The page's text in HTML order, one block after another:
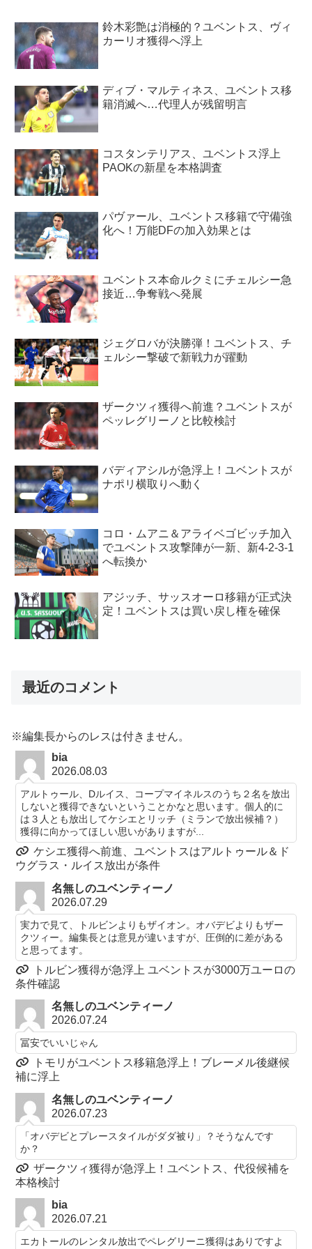
鈴木彩艶は消極的？ユベントス、ヴィ
カーリオ獲得へ浮上
ディブ・マルティネス、ユベントス移
籍消滅へ…代理人が残留明言
コスタンテリアス、ユベントス浮上
PAOKの新星を本格調査
パヴァール、ユベントス移籍で守備強
化へ！万能DFの加入効果とは
ユベントス本命ルクミにチェルシー急
接近…争奪戦へ発展
ジェグロバが決勝弾！ユベントス、チ
ェルシー撃破で新戦力が躍動
ザークツィ獲得へ前進？ユベントスが
ペッレグリーノと比較検討
バディアシルが急浮上！ユベントスが
ナポリ横取りへ動く
コロ・ムアニ＆アライベゴビッチ加入
でユベントス攻撃陣が一新、新4-2-3-1
へ転換か
アジッチ、サッスオーロ移籍が正式決
定！ユベントスは買い戻し権を確保
最近のコメント
※編集長からのレスは付きません。
bia
2026.08.03
アルトゥール、Dルイス、コープマイネルスのうち２名を放出
しないと獲得できないということかなと思います。個人的に
は３人とも放出してケシエとリッチ（ミランで放出候補？）
獲得に向かってほしい思いがありますが...
ケシエ獲得へ前進、ユベントスはアルトゥール＆ド
ウグラス・ルイス放出が条件
名無しのユベンティーノ
2026.07.29
実力で見て、トルビンよりもザイオン。オバデビよりもザー
クツィー。編集長とは意見が違いますが、圧倒的に差がある
と思ってます。
トルビン獲得が急浮上 ユベントスが3000万ユーロの
条件確認
名無しのユベンティーノ
2026.07.24
冨安でいいじゃん
トモリがユベントス移籍急浮上！ブレーメル後継候
補に浮上
名無しのユベンティーノ
2026.07.23
「オバデビとプレースタイルがダダ被り」？そうなんです
か？
ザークツィ獲得が急浮上！ユベントス、代役候補を
本格検討
bia
2026.07.21
エカトールのレンタル放出でペレグリーニ獲得はありですよ